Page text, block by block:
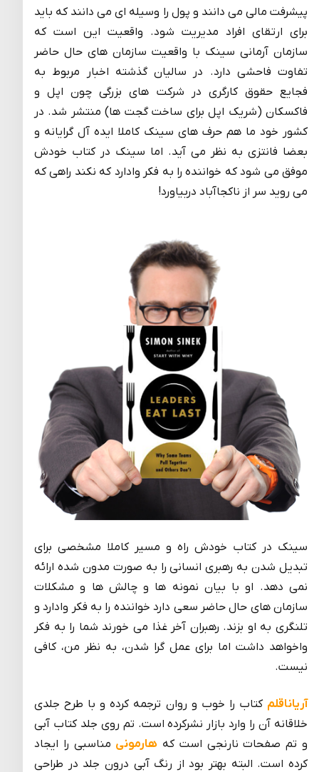
پیشرفت مالی می دانند و پول را وسیله ای می دانند که باید
برای ارتقای افراد مدیریت شود. واقعیت این است که
سازمان آرمانی سینک با واقعیت سازمان های حال حاضر
تفاوت فاحشی دارد. در سالیان گذشته اخبار مربوط به
فجایع حقوق کارگری در شرکت های بزرگی چون اپل و
فاکسکان (شریک اپل برای ساخت گجت ها) منتشر شد. در
کشور خود ما هم حرف های سینک کاملا ایده آل گرایانه و
بعضا فانتزی به نظر می آید. اما سینک در کتاب خودش
موفق می شود که خواننده را به فکر وادارد که نکند راهی که
می روید سر از ناکجاآباد دربیاورد!
سینک در کتاب خودش راه و مسیر کاملا مشخصی برای
تبدیل شدن به رهبری انسانی را به صورت مدون شده ارائه
نمی دهد. او با بیان نمونه ها و چالش ها و مشکلات
سازمان های حال حاضر سعی دارد خواننده را به فکر وادارد و
تلنگری به او بزند. رهبران آخر غذا می خورند شما را به فکر
واخواهد داشت اما برای عمل گرا شدن، به نظر من، کافی
نیست.
آریاناقلم کتاب را خوب و روان ترجمه کرده و با طرح جلدی
خلاقانه آن را وارد بازار نشرکرده است. تم روی جلد کتاب آبی
و تم صفحات نارنجی است که هارمونی مناسبی را ایجاد
کرده است. البته بهتر بود از رنگ آبی درون جلد در طراحی